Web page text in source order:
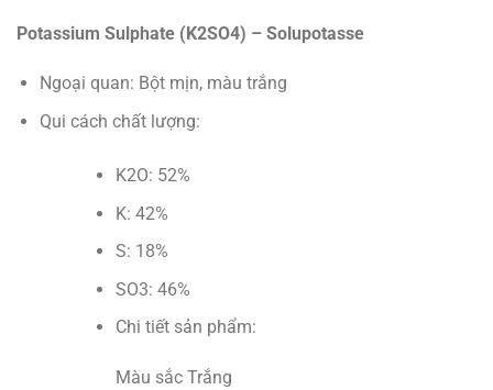
Potassium Sulphate (K2SO4) – Solupotasse
Ngoại quan: Bột mịn, màu trắng
Qui cách chất lượng:
K2O: 52%
K: 42%
S: 18%
SO3: 46%
Chi tiết sản phẩm:
Màu sắc Trắng